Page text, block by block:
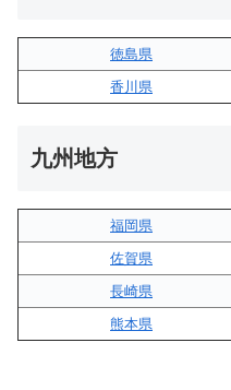
徳島県
香川県
九州地方
福岡県
佐賀県
長崎県
熊本県